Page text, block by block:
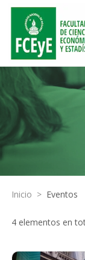
Inicio > Eventos
4 elementos en